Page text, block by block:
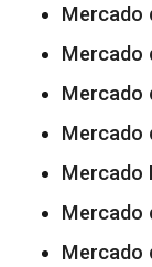
Mercado
Mercado
Mercado
Mercado
Mercado
Mercado
Mercado